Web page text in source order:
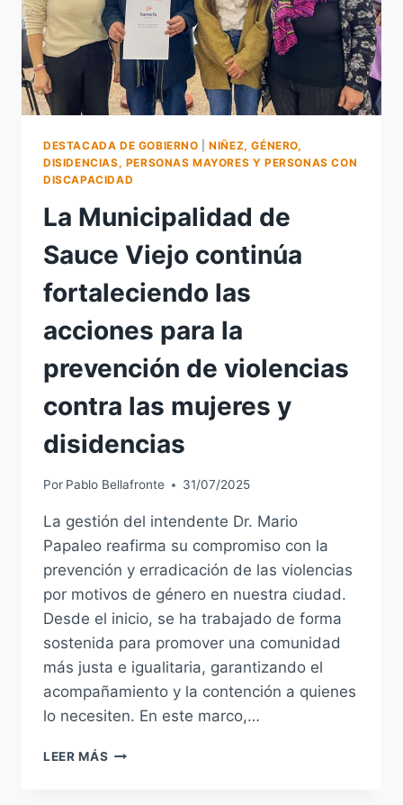
VIAL
DESTACADA DE GOBIERNO |NIÑEZ, GÉNERO,
DISIDENCIAS, PERSONAS MAYORES Y PERSONAS CON
DISCAPACIDAD
La Municipalidad de
Sauce Viejo continúa
fortaleciendo las
acciones para la
prevención de violencias
contra las mujeres y
disidencias
Por Pablo Bellafronte 31/07/2025
La gestión del intendente Dr. Mario
Papaleo reafirma su compromiso con la
prevención y erradicación de las violencias
por motivos de género en nuestra ciudad.
Desde el inicio, se ha trabajado de forma
sostenida para promover una comunidad
más justa e igualitaria, garantizando el
acompañamiento y la contención a quienes
lo necesiten. En este marco,…
LEER MÁS LA